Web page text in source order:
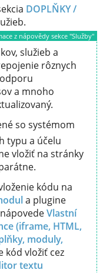
DOPLŇKY /
z nápovědy sekce "Služby"
služieb a
rôznych
a mnoho
so systémom
typu a účelu
vložiť na stránky
kódu na
a plugine
Vlastní
(iframe, HTML,
moduly,
kód vložiť cez
textu